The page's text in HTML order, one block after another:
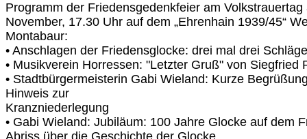
Programm der Friedensgedenkfeier am
November, 17.30 Uhr auf dem „Ehrenhain 1939/45“
Montabaur:
• Anschlagen der Friedensglocke: drei mal drei Schläge
• Musikverein Horressen: "Letzter Gruß" von Siegfried
• Stadtbürgermeisterin Gabi Wieland: Kurze
Hinweis zur
Kranzniederlegung
• Gabi Wieland: Jubiläum: 100 Jahre Glocke auf dem
Abriss über die Geschichte der Glocke